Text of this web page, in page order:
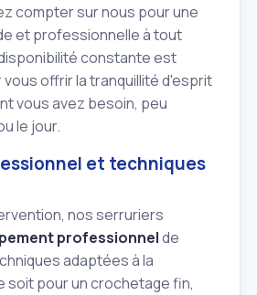
compter sur nous pour une
et professionnelle à tout
constante est
offrir la tranquillité d'esprit
vous avez besoin, peu
le jour.
et techniques
nos serruriers
professionnelde
adaptées à la
soit pour un crochetage fin,